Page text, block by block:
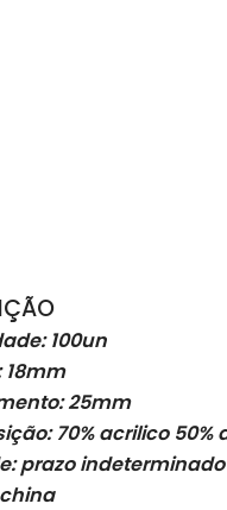
100un
25mm
70% acrilico 50%
prazo indeterminado